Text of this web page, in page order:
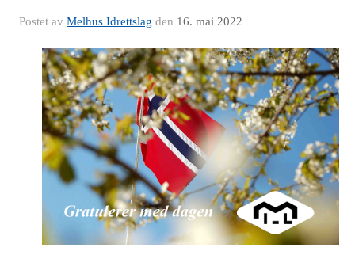
Postet av Melhus Idrettslag den 16. mai 2022